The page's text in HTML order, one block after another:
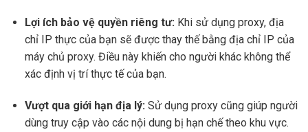
Lợi ích bảo vệ quyền riêng tư: Khi sử dụng proxy, địa
chỉ IP thực của bạn sẽ được thay thế bằng địa chỉ IP của
máy chủ proxy. Điều này khiến cho người khác không thể
xác định vị trí thực tế của bạn.
Vượt qua giới hạn địa lý: Sử dụng proxy cũng giúp người
dùng truy cập vào các nội dung bị hạn chế theo khu vực.